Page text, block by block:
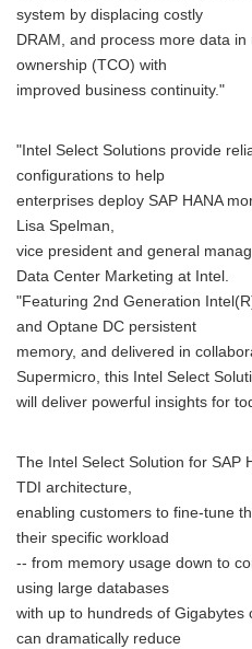
system by displacing costly
DRAM, and process more data
ownership (TCO) with
improved business continuity."
"Intel Select Solutions provide
configurations to help
enterprises deploy SAP HANA
Lisa Spelman,
vice president and general
Data Center Marketing at Intel.
"Featuring 2nd Generation
and Optane DC persistent
memory, and delivered in
Supermicro, this Intel Select
will deliver powerful insights for
The Intel Select Solution for SAP
TDI architecture,
enabling customers to fine-tune
their specific workload
-- from memory usage down to
using large databases
with up to hundreds of Gigabytes
can dramatically reduce